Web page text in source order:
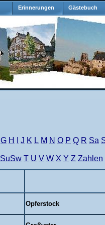
Erinnerungen Gästebuch
G H J K L M N O P Q R Sa
SuSw T U V W X Y Z Zahlen
Opferstock